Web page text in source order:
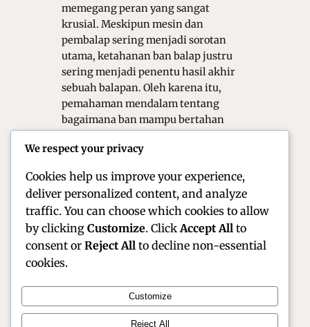
memegang peran yang sangat
krusial. Meskipun mesin dan
pembalap sering menjadi sorotan
utama, ketahanan ban balap justru
sering menjadi penentu hasil akhir
sebuah balapan. Oleh karena itu,
pemahaman mendalam tentang
bagaimana ban mampu bertahan
rahasia penting di balik persaingan
We respect your privacy
Cookies help us improve your experience,
deliver personalized content, and analyze
traffic. You can choose which cookies to allow
by clicking Customize. Click Accept All to
consent or Reject All to decline non-essential
cookies.
Customize
Reject All